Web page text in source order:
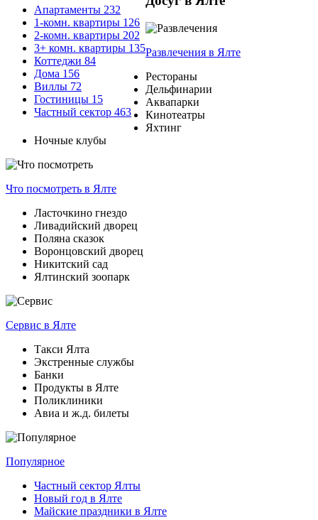
Апартаменты 232
1-комн. квартиры 126
2-комн. квартиры 202
3+ комн. квартиры 135
Коттеджи 84
Дома 156
Виллы 72
Гостиницы 15
Частный сектор 463
Развлечения в Ялте
Рестораны
Дельфинарии
Аквапарки
Кинотеатры
Яхтинг
Ночные клубы
Что посмотреть в Ялте
Ласточкино гнездо
Ливадийский дворец
Поляна сказок
Воронцовский дворец
Никитский сад
Ялтинский зоопарк
Сервис в Ялте
Такси Ялта
Экстренные службы
Банки
Продукты в Ялте
Поликлиники
Авиа и ж.д. билеты
Популярное
Частный сектор Ялты
Новый год в Ялте
Майские праздники в Ялте